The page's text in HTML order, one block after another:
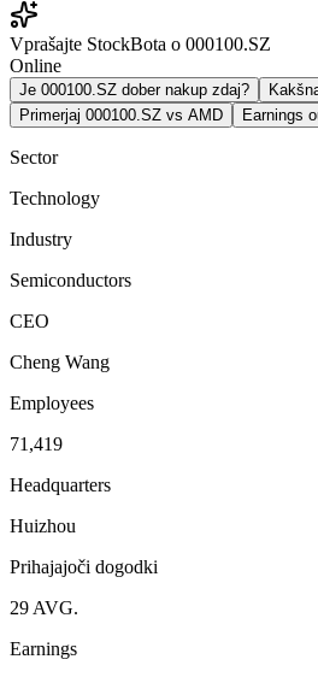
Vprašajte StockBota o 000100.SZ
Online
Je 000100.SZ dober nakup zdaj?
Primerjaj 000100.SZ vs AMD
Earnings
Sector
Technology
Industry
Semiconductors
CEO
Cheng Wang
Employees
71,419
Headquarters
Huizhou
Prihajajoči dogodki
29 AVG.
Earnings